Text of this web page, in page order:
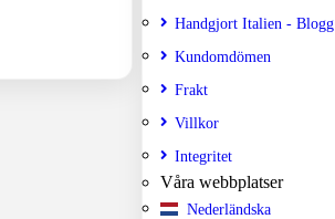
Handgjort Italien - Blogg
Kundomdömen
Frakt
Villkor
Integritet
Våra webbplatser
Nederländska